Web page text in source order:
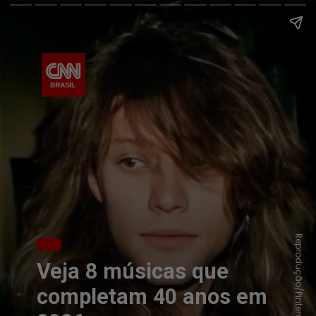
Veja 8 músicas que
completam 40 anos em
Reprodução/Pinterest